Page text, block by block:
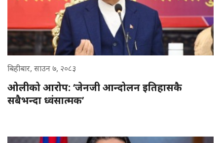
बिहीबार, साउन ७, २०८३
ओलीको आरोप: ‘जेनजी आन्दोलन इतिहासकै
सबैभन्दा ध्वंसात्मक’